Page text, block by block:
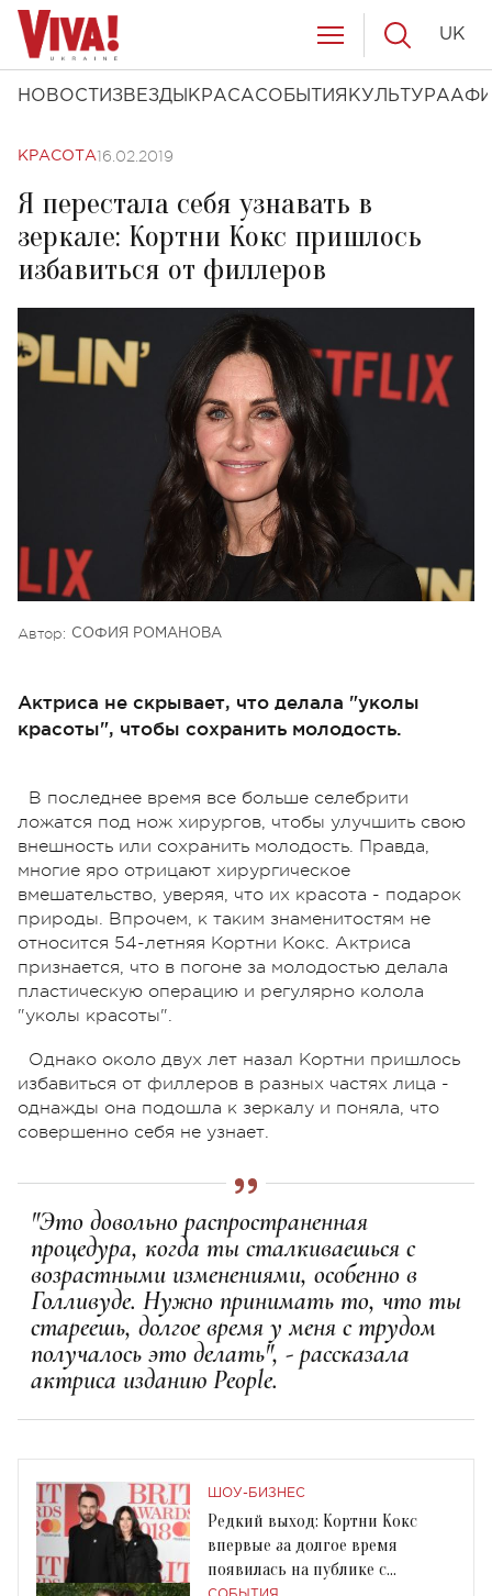
НОВОСТИ ЗВЕЗДЫ КРАСАСОБЫТИЯ КУЛЬТУРА
UK
КРАСОТА16.02.2019
Я перестала себя узнавать в
зеркале: Кортни Кокс пришлось
избавиться от филлеров
Автор: СОФИЯ РОМАНОВА
Актриса не скрывает, что делала "уколы
красоты", чтобы сохранить молодость.
В последнее время все больше селебрити
ложатся под нож хирургов, чтобы улучшить свою
внешность или сохранить молодость. Правда,
многие яро отрицают хирургическое
вмешательство, уверяя, что их красота - подарок
природы. Впрочем, к таким знаменитостям не
относится 54-летняя Кортни Кокс. Актриса
признается, что в погоне за молодостью делала
пластическую операцию и регулярно колола
"уколы красоты".
Однако около двух лет назал Кортни пришлось
избавиться от филлеров в разных частях лица -
однажды она подошла к зеркалу и поняла, что
совершенно себя не узнает.
"Это довольно распространенная
процедура, когда ты сталкиваешься с
возрастными изменениями, особенно в
Голливуде. Нужно принимать то, что ты
стареешь, долгое время у меня с трудом
получалось это делать", - рассказала
актриса изданию People.
ШОУ-БИЗНЕС
Редкий выход: Кортни Кокс
впервые за долгое время
появилась на публике с